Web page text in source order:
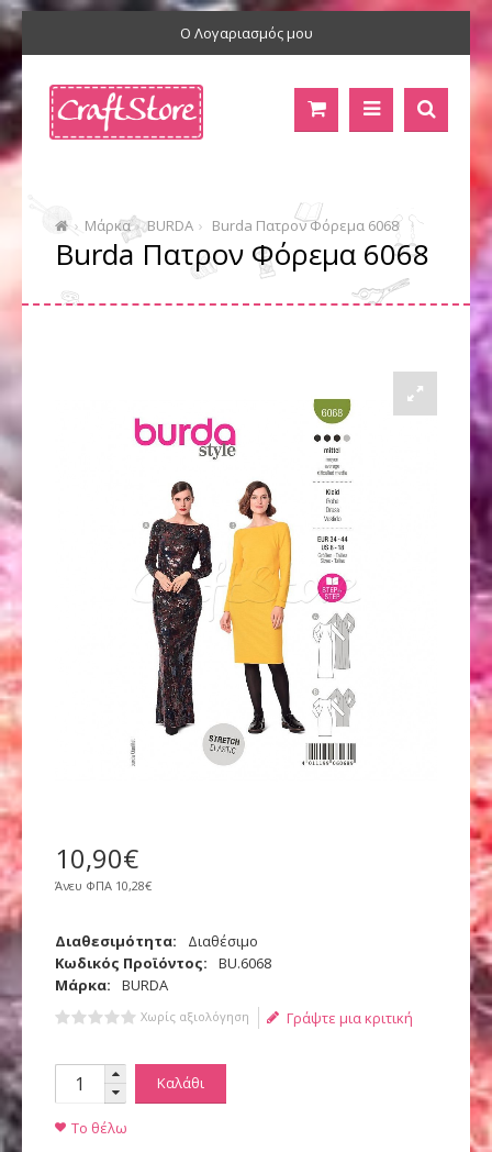
Ο Λογαριασμός μου
Μάρκα BURDA Burda Πατρον Φόρεμα 6068
Burda Πατρον Φόρεμα 6068
10,90€
Άνευ ΦΠΑ 10,28€
Διαθεσιμότητα:
Διαθέσιμο
Κωδικός Προϊόντος:
BU.6068
Μάρκα:
BURDA
Χωρίς αξιολόγηση Γράψτε μια κριτική
Καλάθι
Το θέλω